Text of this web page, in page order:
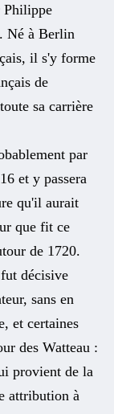
Philippe
Né à Berlin
il s'y forme
de
sa carrière
par
et y passera
qu'il aurait
que fit ce
de 1720.
décisive
sans en
et certaines
des Watteau :
provient de la
attribution à